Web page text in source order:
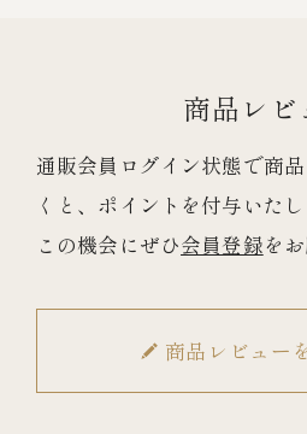
商品レビ
通販会員ログイン状態で商
くと、ポイントを付与いたし
この機会にぜひ会員登録を
商品レビュー